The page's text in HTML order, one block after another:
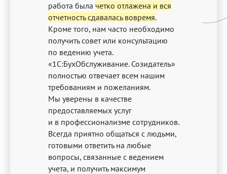
работа была четко отлажена и вся
отчетность сдавалась вовремя.
Кроме того, нам часто необходимо
получить совет или консультацию
по ведению учета.
«1С:БухОбслуживание. Созидатель»
полностью отвечает всем нашим
требованиям и пожеланиям.
Мы уверены в качестве
предоставляемых услуг
и в профессионализме сотрудников.
Всегда приятно общаться с людьми,
готовыми ответить на любые
вопросы, связанные с ведением
учета, и получить максимум